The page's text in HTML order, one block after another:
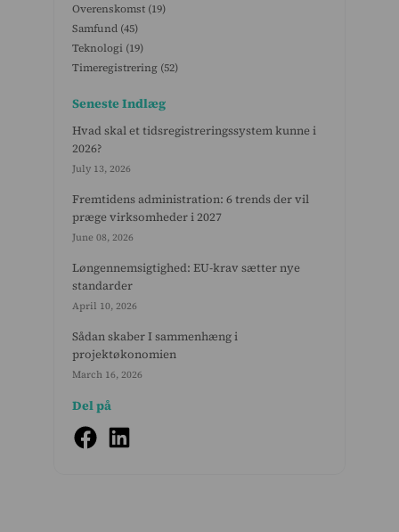
Overenskomst (19)
Samfund (45)
Teknologi (19)
Timeregistrering (52)
Seneste Indlæg
Hvad skal et tidsregistreringssystem kunne i
2026?
July 13, 2026
Fremtidens administration: 6 trends der vil
præge virksomheder i 2027
June 08, 2026
Løngennemsigtighed: EU-krav sætter nye
standarder
April 10, 2026
Sådan skaber I sammenhæng i
projektøkonomien
March 16, 2026
Del på